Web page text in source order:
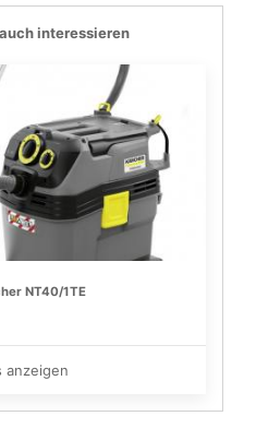
interessieren
NT40/1TE
anzeigen